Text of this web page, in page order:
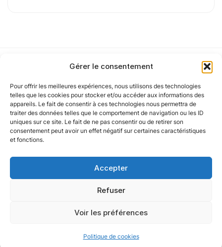
Gérer le consentement
Pour offrir les meilleures expériences, nous utilisons des technologies
telles que les cookies pour stocker et/ou accéder aux informations des
appareils. Le fait de consentir à ces technologies nous permettra de
traiter des données telles que le comportement de navigation ou les ID
uniques sur ce site. Le fait de ne pas consentir ou de retirer son
consentement peut avoir un effet négatif sur certaines caractéristiques
et fonctions.
Accepter
Refuser
Voir les préférences
Politique de cookies
vérifié par un auteur humain.
Notre politique
Nos agences
Nos autres marques
Nos réseaux